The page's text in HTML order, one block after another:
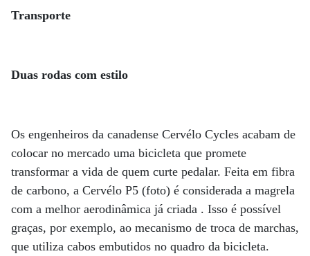
Transporte
Duas rodas com estilo
Os engenheiros da canadense Cervélo Cycles acabam de
colocar no mercado uma bicicleta que promete
transformar a vida de quem curte pedalar. Feita em fibra
de carbono, a Cervélo P5 (foto) é considerada a magrela
com a melhor aerodinâmica já criada . Isso é possível
graças, por exemplo, ao mecanismo de troca de marchas,
que utiliza cabos embutidos no quadro da bicicleta.